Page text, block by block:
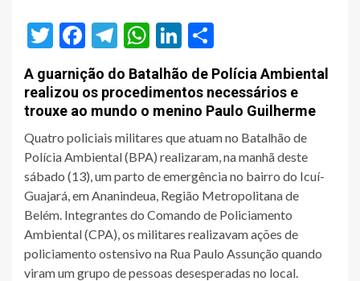
Twitter
Facebook
Telegram
WhatsApp
LinkedIn
A guarnição do Batalhão de Polícia Ambiental
realizou os procedimentos necessários e
trouxe ao mundo o menino Paulo Guilherme
Quatro policiais militares que atuam no Batalhão de
Polícia Ambiental (BPA) realizaram, na manhã deste
sábado (13), um parto de emergência no bairro do Icuí-
Guajará, em Ananindeua, Região Metropolitana de
Belém. Integrantes do Comando de Policiamento
Ambiental (CPA), os militares realizavam ações de
policiamento ostensivo na Rua Paulo Assunção quando
viram um grupo de pessoas desesperadas no local.